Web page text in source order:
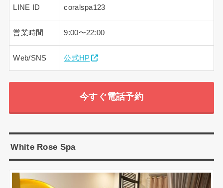
LINE ID coralspa123
営業時間 9:00〜22:00
Web/SNS 公式HP
今すぐ電話予約
White Rose Spa